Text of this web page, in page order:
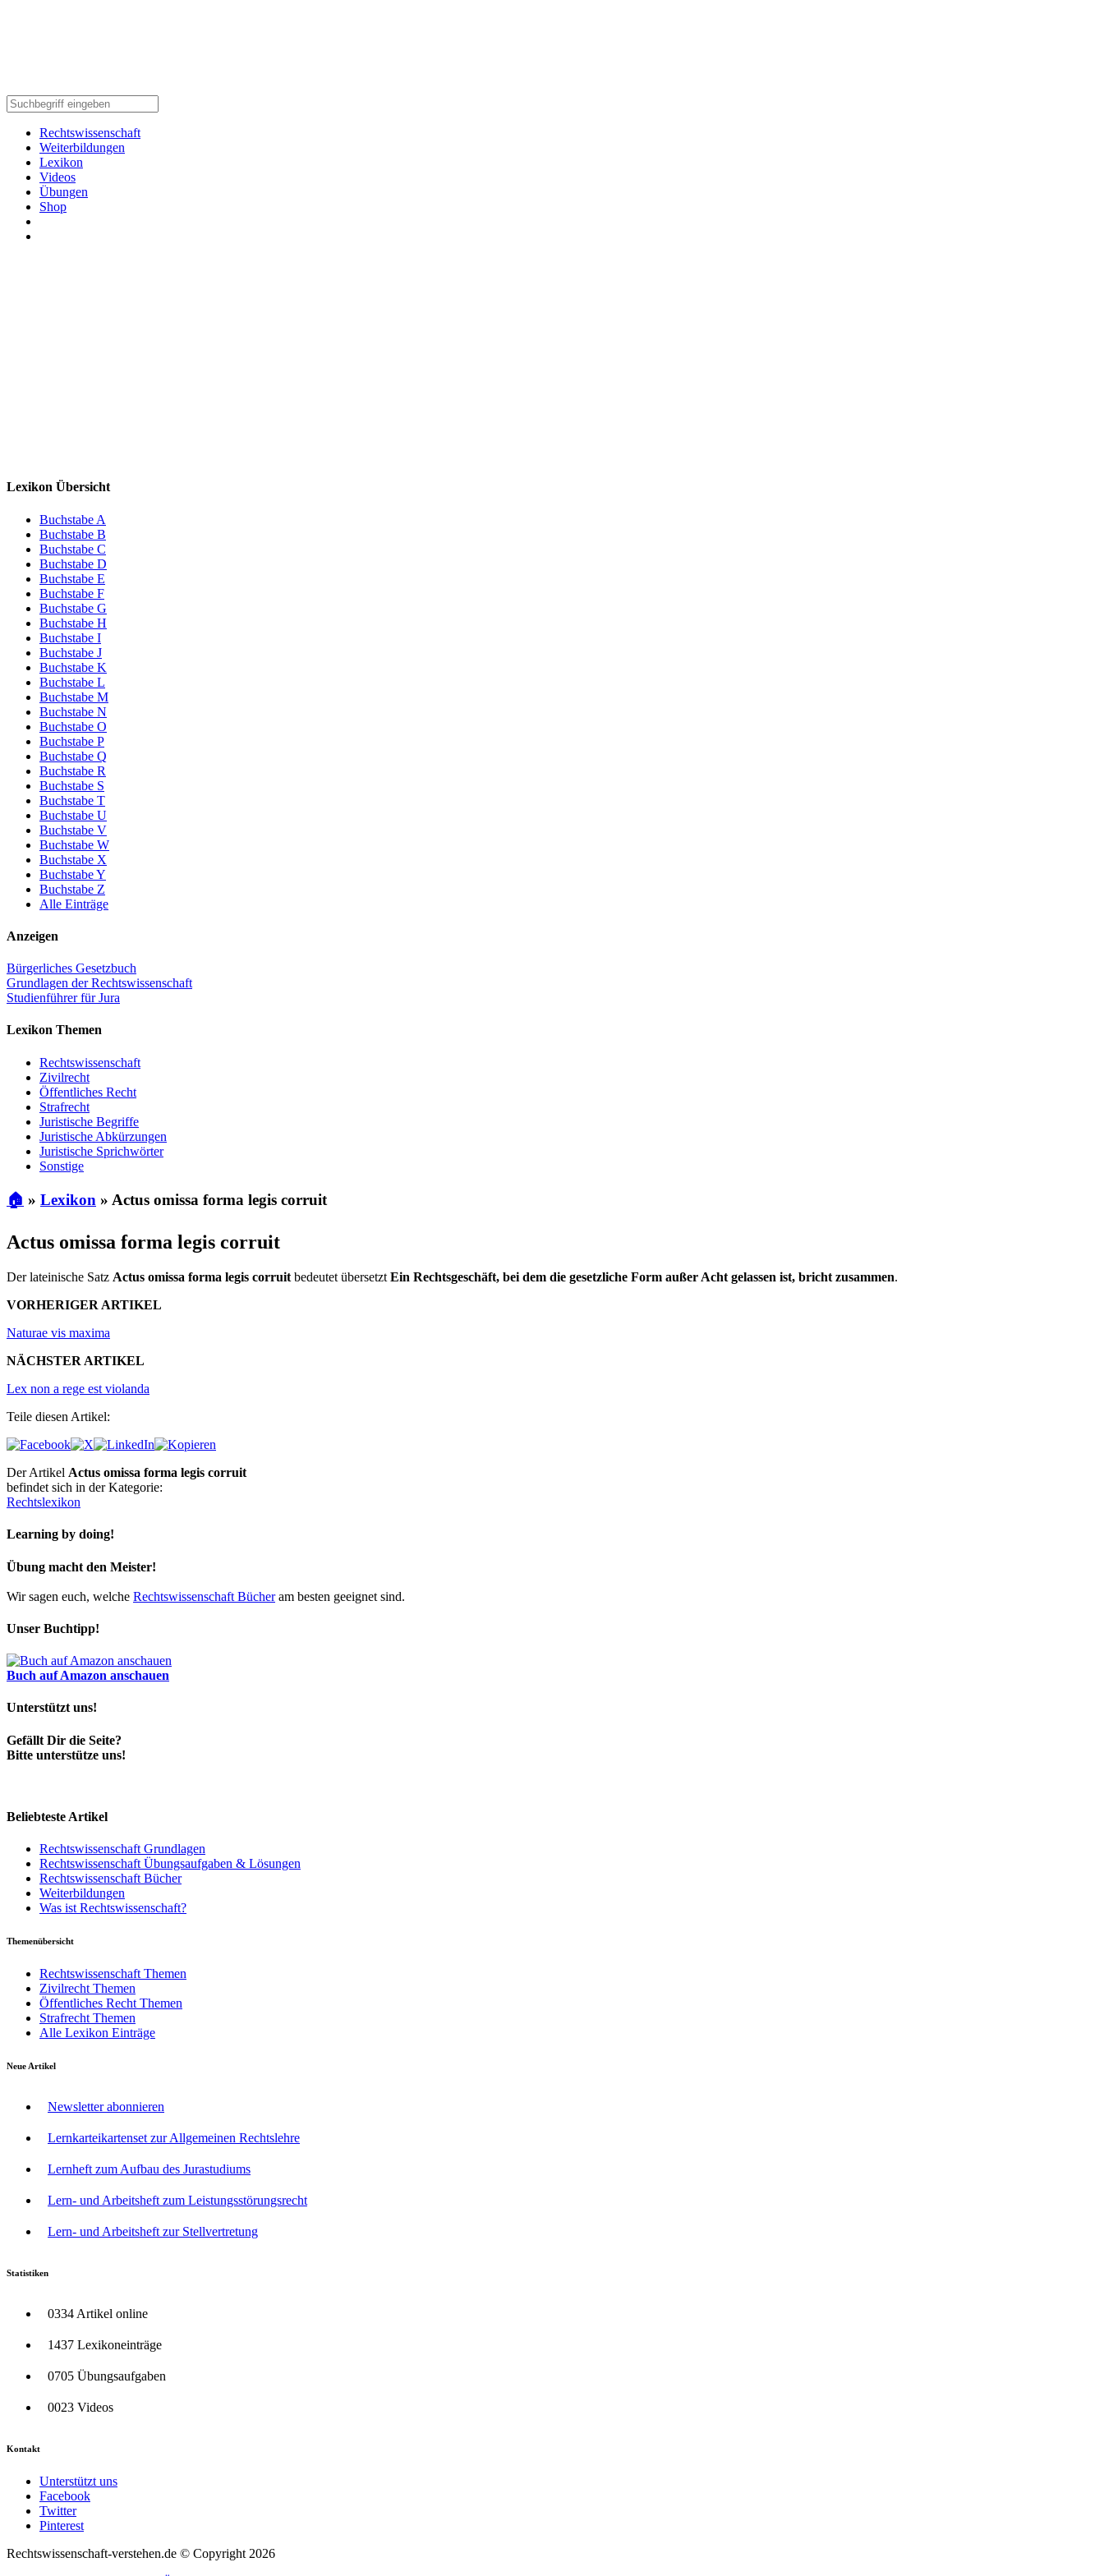
Rechtswissenschaft
Weiterbildungen
Lexikon
Videos
Übungen
Shop
Lexikon Übersicht
Buchstabe A
Buchstabe B
Buchstabe C
Buchstabe D
Buchstabe E
Buchstabe F
Buchstabe G
Buchstabe H
Buchstabe I
Buchstabe J
Buchstabe K
Buchstabe L
Buchstabe M
Buchstabe N
Buchstabe O
Buchstabe P
Buchstabe Q
Buchstabe R
Buchstabe S
Buchstabe T
Buchstabe U
Buchstabe V
Buchstabe W
Buchstabe X
Buchstabe Y
Buchstabe Z
Alle Einträge
Anzeigen
Bürgerliches Gesetzbuch
Grundlagen der Rechtswissenschaft
Studienführer für Jura
Lexikon Themen
Rechtswissenschaft
Zivilrecht
Öffentliches Recht
Strafrecht
Juristische Begriffe
Juristische Abkürzungen
Juristische Sprichwörter
Sonstige
🏠 » Lexikon » Actus omissa forma legis corruit
Actus omissa forma legis corruit
Der lateinische Satz Actus omissa forma legis corruit bedeutet übersetzt Ein Rechtsgeschäft, bei dem die gesetzliche Form außer Acht gelassen ist, bricht zusammen.
VORHERIGER ARTIKEL
Naturae vis maxima
NÄCHSTER ARTIKEL
Lex non a rege est violanda
Teile diesen Artikel:
Der Artikel Actus omissa forma legis corruit
befindet sich in der Kategorie:
Rechtslexikon
Learning by doing!
Übung macht den Meister!
Wir sagen euch, welche Rechtswissenschaft Bücheram besten geeignet sind.
Unser Buchtipp!
Buch auf Amazon anschauen
Unterstützt uns!
Gefällt Dir die Seite?
Bitte unterstütze uns!
Beliebteste Artikel
Rechtswissenschaft Grundlagen
Rechtswissenschaft Übungsaufgaben & Lösungen
Rechtswissenschaft Bücher
Weiterbildungen
Was ist Rechtswissenschaft?
Themenübersicht
Rechtswissenschaft Themen
Zivilrecht Themen
Öffentliches Recht Themen
Strafrecht Themen
Alle Lexikon Einträge
Neue Artikel
Newsletter abonnieren
Lernkarteikartenset zur Allgemeinen Rechtslehre
Lernheft zum Aufbau des Jurastudiums
Lern- und Arbeitsheft zum Leistungsstörungsrecht
Lern- und Arbeitsheft zur Stellvertretung
Statistiken
0334 Artikel online
1437 Lexikoneinträge
0705 Übungsaufgaben
0023 Videos
Kontakt
Unterstützt uns
Facebook
Twitter
Pinterest
Rechtswissenschaft-verstehen.de © Copyright 2026